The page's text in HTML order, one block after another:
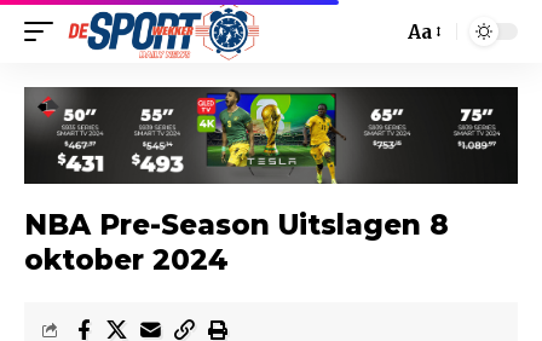
Aa
NBA Pre-Season Uitslagen 8
oktober 2024